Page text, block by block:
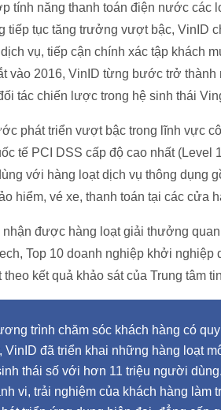
tính năng thanh toán điện nước
tiếp tục tăng trưởng vượt bậc, VinID
vụ, tiếp cận chính xác tập khách
vào 2016, VinID từng bước trở
tác chiến lược trong hệ sinh thái
phát triển vượt bậc trong lĩnh vực
tế PCI DSS cấp độ cao nhất (Level
với hàng loạt dịch vụ thông dụng
hiểm, vé xe, thanh toán tại các cửa
được hàng loạt giải thưởng
Top 10 doanh nghiệp khởi
kết quả khảo sát của Trung tâm
trình chăm sóc khách hàng có
VinID đã triển khai những hàng loạt
thái số với hơn 11 triệu người
vi, trải nghiệm của khách hàng làm